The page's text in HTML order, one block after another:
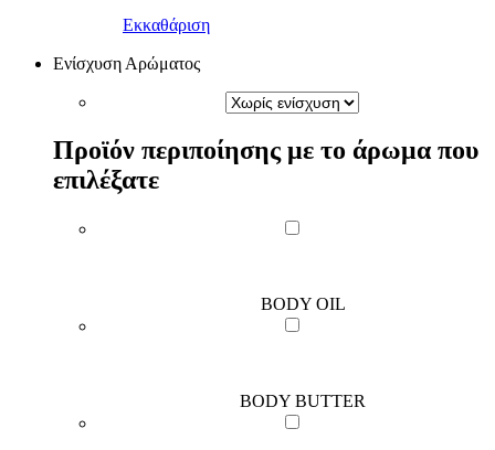
Εκκαθάριση
Ενίσχυση Αρώματος
Προϊόν περιποίησης με το άρωμα που
επιλέξατε
BODY OIL
BODY BUTTER